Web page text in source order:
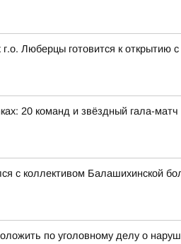
Люберцы готовится к открытию
20 команд и звёздный гала-матч
с коллективом Балашихинской
по уголовному делу о